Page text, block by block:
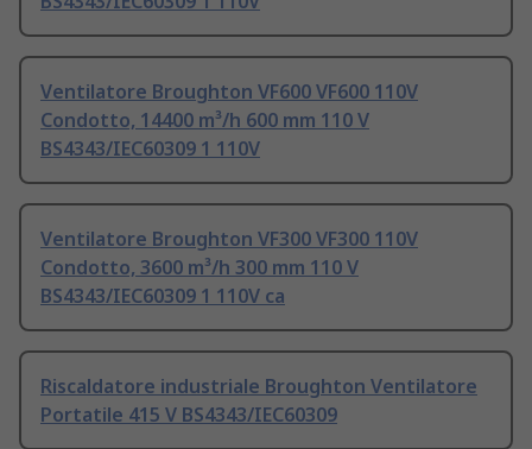
Ventilatore Broughton VF600 VF600 110V
Condotto, 14400 m³/h 600 mm 110 V
BS4343/IEC60309 1 110V
Ventilatore Broughton VF300 VF300 110V
Condotto, 3600 m³/h 300 mm 110 V
BS4343/IEC60309 1 110V ca
Riscaldatore industriale Broughton Ventilatore
Portatile 415 V BS4343/IEC60309